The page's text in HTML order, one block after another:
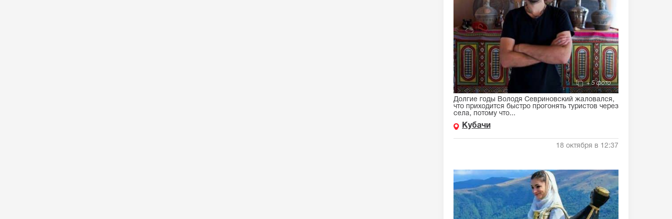
+ 5 фото
Долгие годы Володя Севриновский жаловался,
что приходится быстро прогонять туристов через
села, потому что...
Кубачи
18 октября в 12:37